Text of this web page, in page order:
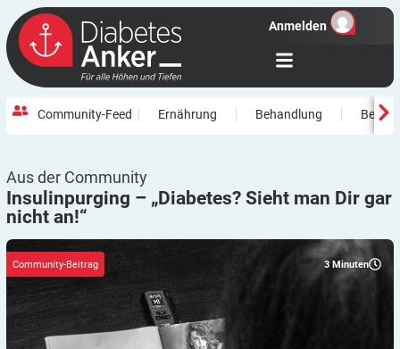
Anmelden
Community-Feed Ernährung Behandlung
Aus der Community
Insulinpurging – „Diabetes? Sieht man Dir gar
nicht an!“
3 Minuten
Community-Beitrag